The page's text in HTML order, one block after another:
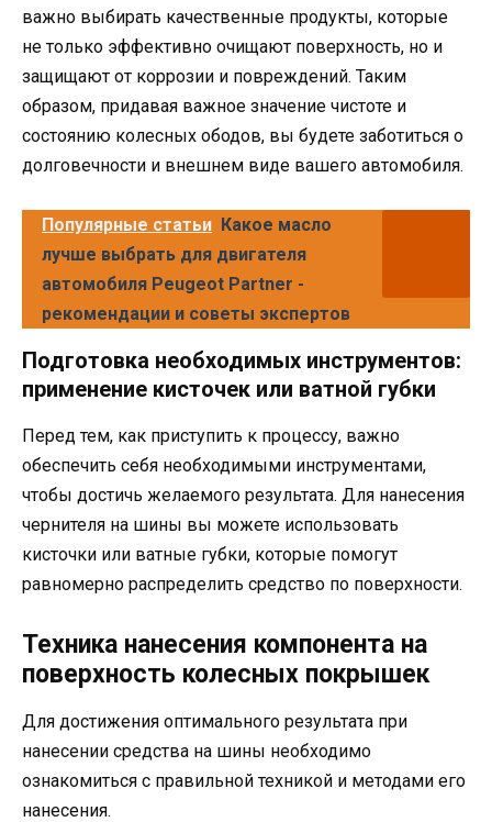
важно выбирать качественные продукты, которые
не только эффективно очищают поверхность, но и
защищают от коррозии и повреждений. Таким
образом, придавая важное значение чистоте и
состоянию колесных ободов, вы будете заботиться о
долговечности и внешнем виде вашего автомобиля.
Популярные статьи Какое масло
лучше выбрать для двигателя
автомобиля Peugeot Partner -
рекомендации и советы экспертов
Подготовка необходимых инструментов:
применение кисточек или ватной губки
Перед тем, как приступить к процессу, важно
обеспечить себя необходимыми инструментами,
чтобы достичь желаемого результата. Для нанесения
чернителя на шины вы можете использовать
кисточки или ватные губки, которые помогут
равномерно распределить средство по поверхности.
Техника нанесения компонента на
поверхность колесных покрышек
Для достижения оптимального результата при
нанесении средства на шины необходимо
ознакомиться с правильной техникой и методами его
нанесения.